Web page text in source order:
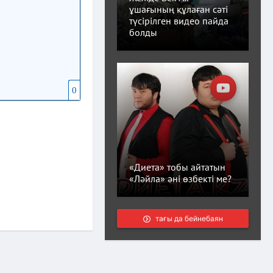
0
ұшағының құлаған сәті
түсірілген видео пайда
болды
«Диета» тобы айтатын
«Ләйла» әні өзбекті ме?
тағы да бейнебаян